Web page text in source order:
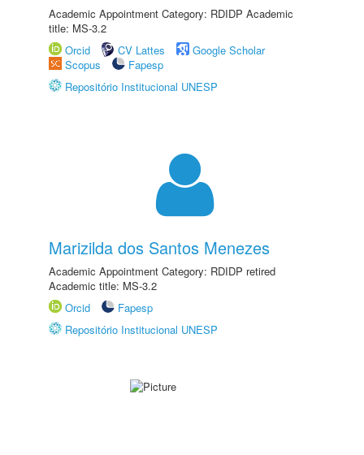
Academic Appointment Category: RDIDP Academic
title: MS-3.2
Orcid
CV Lattes
Google Scholar
Scopus
Fapesp
Repositório Institucional UNESP
Marizilda dos Santos Menezes
Academic Appointment Category: RDIDP retired
Academic title: MS-3.2
Orcid
Fapesp
Repositório Institucional UNESP